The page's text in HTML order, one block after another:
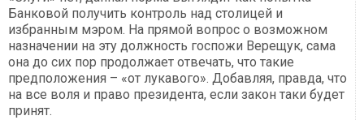
Банковой получить контроль над столицей и
избранным мэром. На прямой вопрос о возможном
назначении на эту должность госпожи Верещук, сама
она до сих пор продолжает отвечать, что такие
предположения – «от лукавого». Добавляя, правда, что
на все воля и право президента, если закон таки будет
принят.